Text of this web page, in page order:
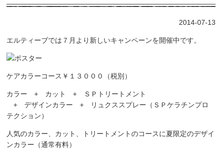
2014-07-13
エルティーブでは７月より新しいキャンペーンを開催中です。
ケアカラーコース￥１３０００（税別）
カラー + カット + ＳＰトリートメント
+ デザインカラー + リュクススプレー（ＳＰケラチンプロ
テクション）
人気のカラー、カット、トリートメントのコースに夏限定のデザイ
ンカラー（通常有料）